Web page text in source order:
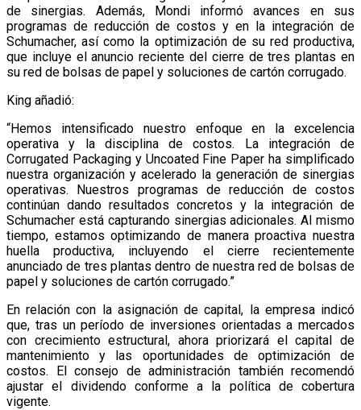
de sinergias. Además, Mondi informó avances en sus
programas de reducción de costos y en la integración de
Schumacher, así como la optimización de su red productiva,
que incluye el anuncio reciente del cierre de tres plantas en
su red de bolsas de papel y soluciones de cartón corrugado.
King añadió:
“Hemos intensificado nuestro enfoque en la excelencia
operativa y la disciplina de costos. La integración de
Corrugated Packaging y Uncoated Fine Paper ha simplificado
nuestra organización y acelerado la generación de sinergias
operativas. Nuestros programas de reducción de costos
continúan dando resultados concretos y la integración de
Schumacher está capturando sinergias adicionales. Al mismo
tiempo, estamos optimizando de manera proactiva nuestra
huella productiva, incluyendo el cierre recientemente
anunciado de tres plantas dentro de nuestra red de bolsas de
papel y soluciones de cartón corrugado.”
En relación con la asignación de capital, la empresa indicó
que, tras un período de inversiones orientadas a mercados
con crecimiento estructural, ahora priorizará el capital de
mantenimiento y las oportunidades de optimización de
costos. El consejo de administración también recomendó
ajustar el dividendo conforme a la política de cobertura
vigente.